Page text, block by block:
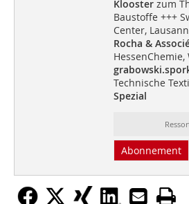
Klooster zum
Baustoffe +++
Center,
Rocha &
Technische
Spezial
Abonnement